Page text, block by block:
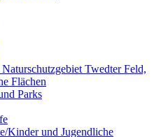
Twedter Feld,
Flächen
Parks
Kinder und Jugendliche